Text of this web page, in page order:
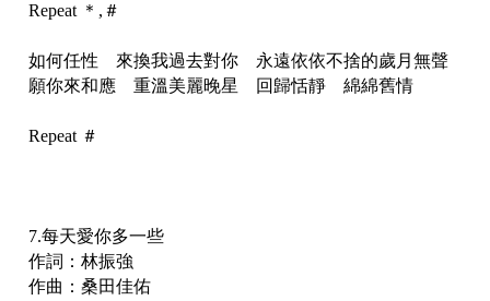
Repeat ＊,＃
如何任性 來換我過去對你 永遠依依不捨的歲月無聲
願你來和應 重溫美麗晚星 回歸恬靜 綿綿舊情
Repeat ＃
7.每天愛你多一些
作詞：林振強
作曲：桑田佳佑